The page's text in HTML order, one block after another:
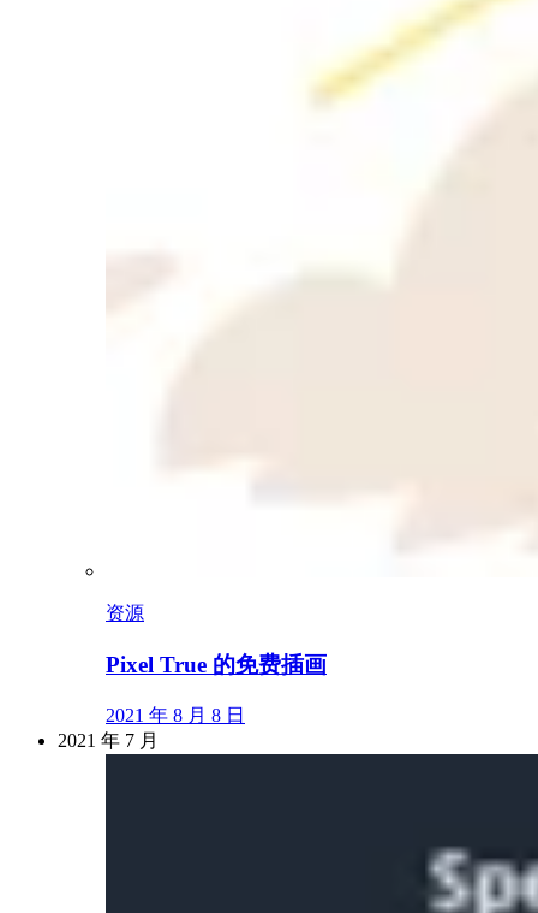
资源
Pixel True 的免费插画
2021 年 8 月 8 日
2021 年 7 月